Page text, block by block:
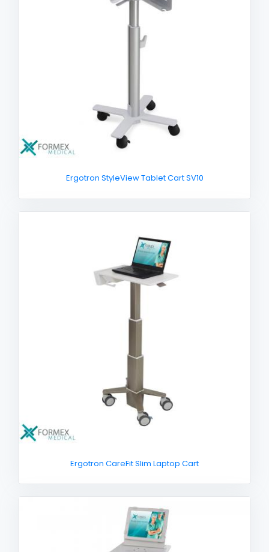
Ergotron StyleView Tablet Cart SV10
Ergotron CareFit Slim Laptop Cart